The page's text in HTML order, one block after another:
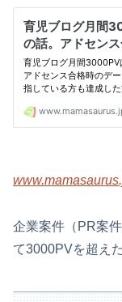
企業案件（PR案
て3000PVを超え